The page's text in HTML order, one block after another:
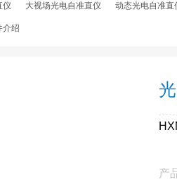
仪 大视场光电自准直仪 动态光电自准直
介绍
产